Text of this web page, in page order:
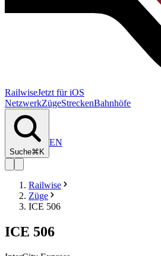
RailwiseJetzt für iOS
NetzwerkZügeStreckenBahnhöfe
Suche⌘K
EN
Railwise
Züge
ICE 506
ICE 506